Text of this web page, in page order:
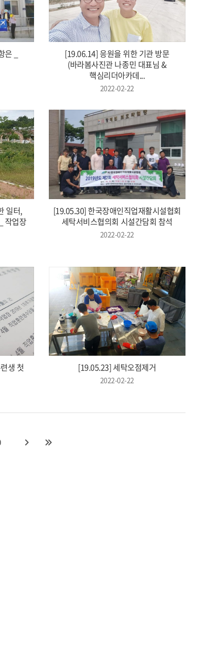
_
[19.06.14] 응원을 위한 기관 방문
(바라봄사진관 나종민 대표님 &
핵심리더아카데...
2022-02-22
일터,
작업장
[19.05.30] 한국장애인직업재활시설협회
세탁서비스협의회 시설간담회 참석
2022-02-22
생 첫 [19.05.23] 세탁오점제거
2022-02-22